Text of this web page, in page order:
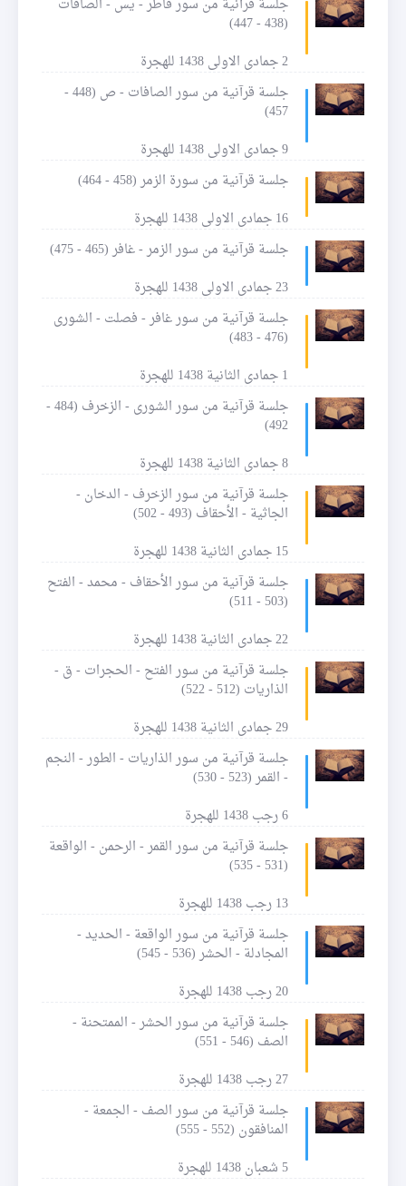
جلسة قرآنية من سور فاطر - يس - الصافات
(438 - 447)
2 جمادى الاولى 1438 للهجرة
جلسة قرآنية من سور الصافات - ص (448 -
457)
9 جمادى الاولى 1438 للهجرة
جلسة قرآنية من سورة الزمر (458 - 464)
16 جمادى الاولى 1438 للهجرة
جلسة قرآنية من سور الزمر - غافر (465 - 475)
23 جمادى الاولى 1438 للهجرة
جلسة قرآنية من سور غافر - فصلت - الشورى
(476 - 483)
1 جمادى الثانية 1438 للهجرة
جلسة قرآنية من سور الشورى - الزخرف (484 -
492)
8 جمادى الثانية 1438 للهجرة
جلسة قرآنية من سور الزخرف - الدخان -
الجاثية - الأحقاف (493 - 502)
15 جمادى الثانية 1438 للهجرة
جلسة قرآنية من سور الأحقاف - محمد - الفتح
(503 - 511)
22 جمادى الثانية 1438 للهجرة
جلسة قرآنية من سور الفتح - الحجرات - ق -
الذاريات (512 - 522)
29 جمادى الثانية 1438 للهجرة
جلسة قرآنية من سور الذاريات - الطور - النجم
- القمر (523 - 530)
6 رجب 1438 للهجرة
جلسة قرآنية من سور القمر - الرحمن - الواقعة
(531 - 535)
13 رجب 1438 للهجرة
جلسة قرآنية من سور الواقعة - الحديد -
المجادلة - الحشر (536 - 545)
20 رجب 1438 للهجرة
جلسة قرآنية من سور الحشر - الممتحنة -
الصف (546 - 551)
27 رجب 1438 للهجرة
جلسة قرآنية من سور الصف - الجمعة -
المنافقون (552 - 555)
5 شعبان 1438 للهجرة